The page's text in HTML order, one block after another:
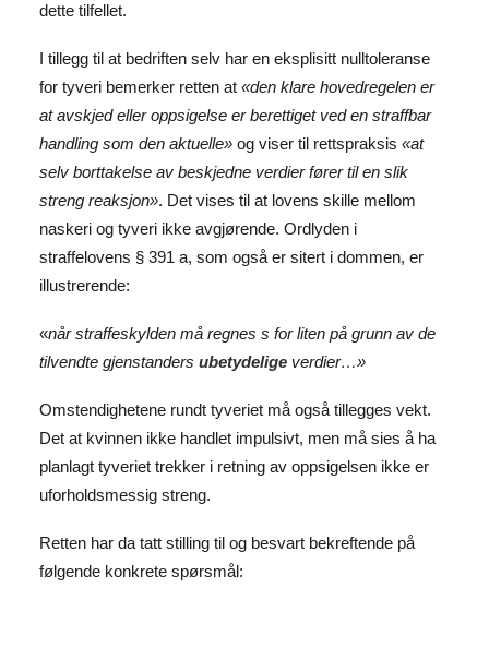
dette tilfellet.
I tillegg til at bedriften selv har en eksplisitt nulltoleranse
for tyveri bemerker retten at «den klare hovedregelen er
at avskjed eller oppsigelse er berettiget ved en straffbar
handling som den aktuelle» og viser til rettspraksis «at
selv borttakelse av beskjedne verdier fører til en slik
streng reaksjon». Det vises til at lovens skille mellom
naskeri og tyveri ikke avgjørende. Ordlyden i
straffelovens § 391 a, som også er sitert i dommen, er
illustrerende:
«når straffeskylden må regnes s for liten på grunn av de
tilvendte gjenstanders ubetydelige verdier…»
Omstendighetene rundt tyveriet må også tillegges vekt.
Det at kvinnen ikke handlet impulsivt, men må sies å ha
planlagt tyveriet trekker i retning av oppsigelsen ikke er
uforholdsmessig streng.
Retten har da tatt stilling til og besvart bekreftende på
følgende konkrete spørsmål: